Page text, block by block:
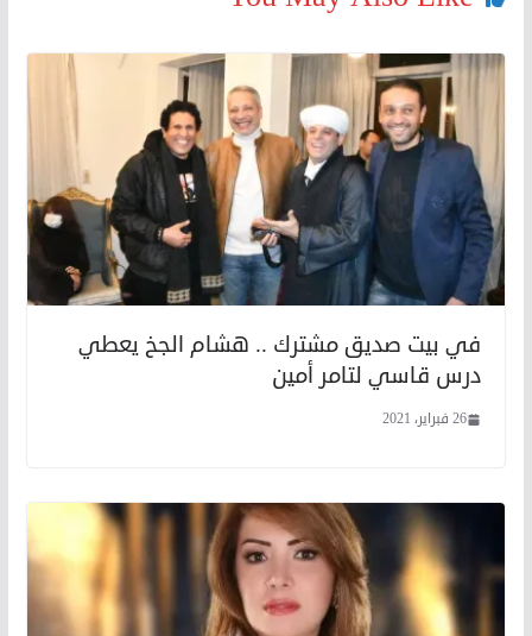
في بيت صديق مشترك .. هشام الجخ يعطي
درس قاسي لتامر أمين
26 فبراير، 2021